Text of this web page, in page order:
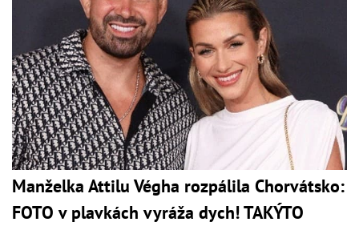
Manželka Attilu Végha rozpálila Chorvátsko:
FOTO v plavkách vyráža dych! TAKÝTO